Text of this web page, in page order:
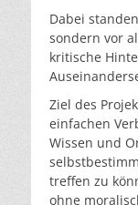
Dabei
sondern vor
kritische
Ziel des
einfachen
Wissen und
treffen zu
ohne